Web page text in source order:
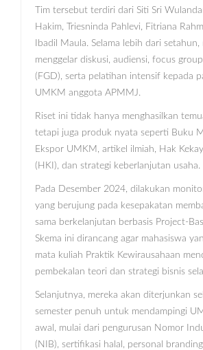
Tim tersebut terdiri dari Siti Sri
Hakim, Triesninda Pahlevi, Fitriana
Ibadil Maula. Selama lebih dari setahun,
menggelar diskusi, audiensi, focus
(FGD), serta pelatihan intensif kepada
UMKM anggota APMMJ.
Riset ini tidak hanya menghasilkan
tetapi juga produk nyata seperti Buku
Ekspor UMKM, artikel ilmiah, Hak
(HKI), dan strategi keberlanjutan usaha.
Pada Desember 2024, dilakukan
yang berujung pada kesepakatan
sama berkelanjutan berbasis Project-
Skema ini dirancang agar mahasiswa
mata kuliah Praktik Kewirausahaan
pembekalan teori dan strategi bisnis
Selanjutnya, mereka akan diterjunkan
semester penuh untuk mendampingi
awal, mulai dari pengurusan Nomor
(NIB), sertifikasi halal, personal